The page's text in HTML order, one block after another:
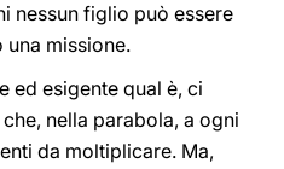
nessun figlio può essere
missione.
ed esigente qual è, ci
nella parabola, a ogni
da moltiplicare. Ma,